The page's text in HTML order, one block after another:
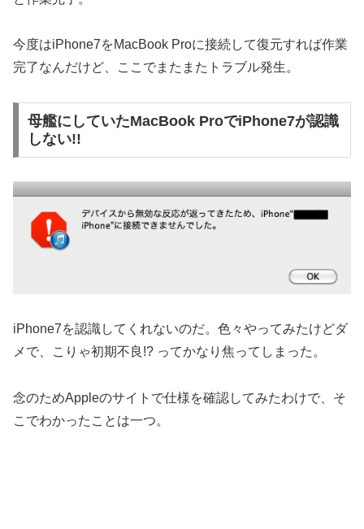
今度はiPhone7をMacBook Proに接続して復元すれば作業
完了なんだけど、ここでまたまたトラブル発生。
母艦にしていたMacBook ProでiPhone7が認識
しない!!
iPhone7を認識してくれないのだ。色々やってみたけどダ
メで、こりゃ初期不良!? ってかなり焦ってしまった。
念のためAppleのサイトで仕様を確認してみたわけで、そ
こでわかったことは一つ。